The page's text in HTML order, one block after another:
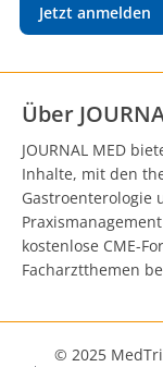
Jetzt anmelden
Über
JOURNAL MED
Inhalte, mit den
Gastroenterologie
kostenlose CME-
Facharztthemen
© 2025